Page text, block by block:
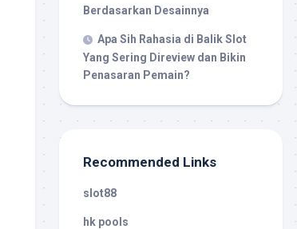
Berdasarkan Desainnya
Apa Sih Rahasia di Balik Slot
Yang Sering Direview dan Bikin
Penasaran Pemain?
Recommended Links
slot88
hk pools